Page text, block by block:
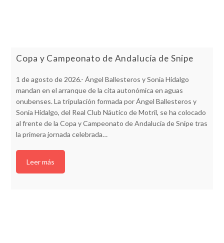
Copa y Campeonato de Andalucía de Snipe
1 de agosto de 2026.- Ángel Ballesteros y Sonia Hidalgo
mandan en el arranque de la cita autonómica en aguas
onubenses. La tripulación formada por Ángel Ballesteros y
Sonia Hidalgo, del Real Club Náutico de Motril, se ha colocado
al frente de la Copa y Campeonato de Andalucía de Snipe tras
la primera jornada celebrada…
Leer más